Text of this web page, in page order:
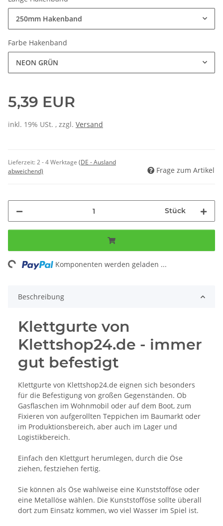
250mm Hakenband
Farbe Hakenband
NEON GRÜN
5,39 EUR
inkl. 19% USt. , zzgl. Versand
Lieferzeit:2 - 4 Werktage (DE - Ausland
abweichend)
Frage zum Artikel
Stück
Komponenten werden geladen ...
Beschreibung
Klettgurte von
Klettshop24.de - immer
gut befestigt
Klettgurte von Klettshop24.de eignen sich besonders
für die Befestigung von großen Gegenständen. Ob
Gasflaschen im Wohnmobil oder auf dem Boot, zum
Fixieren von aufgerollten Teppichen im Baumarkt oder
im Produktionsbereich, aber auch im Lager und
Logistikbereich.
Einfach den Klettgurt herumlegen, durch die Öse
ziehen, festziehen fertig.
Sie können als Öse wahlweise eine Kunststofföse oder
eine Metallöse wählen. Die Kunststofföse sollte überall
dort zum Einsatz kommen, wo viel Wasser im Spiel ist.